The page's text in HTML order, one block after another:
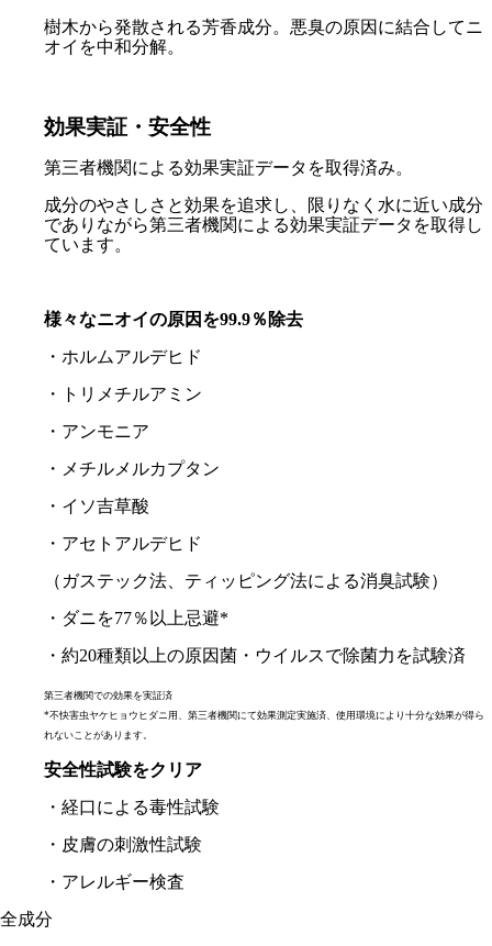
樹木から発散される芳香成分。悪臭の原因に結合してニ
オイを中和分解。
効果実証・安全性
第三者機関による効果実証データを取得済み。
成分のやさしさと効果を追求し、限りなく水に近い成分
でありながら第三者機関による効果実証データを取得し
ています。
様々なニオイの原因を99.9％除去
・ホルムアルデヒド
・トリメチルアミン
・アンモニア
・メチルメルカプタン
・イソ吉草酸
・アセトアルデヒド
（ガステック法、ティッピング法による消臭試験）
・ダニを77％以上忌避*
・約20種類以上の原因菌・ウイルスで除菌力を試験済
第三者機関での効果を実証済
*不快害虫ヤケヒョウヒダニ用、第三者機関にて効果測定実施済、使用環境により十分な効果が得ら
れないことがあります。
安全性試験をクリア
・経口による毒性試験
・皮膚の刺激性試験
・アレルギー検査
全成分